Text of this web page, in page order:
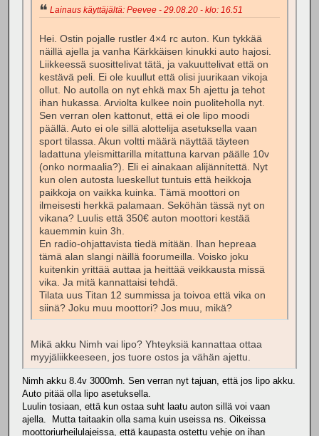
Lainaus käyttäjältä: Peevee - 29.08.20 - klo: 16.51
Hei. Ostin pojalle rustler 4×4 rc auton. Kun tykkää
näillä ajella ja vanha Kärkkäisen kinukki auto hajosi.
Liikkeessä suosittelivat tätä, ja vakuuttelivat että on
kestävä peli. Ei ole kuullut että olisi juurikaan vikoja
ollut. No autolla on nyt ehkä max 5h ajettu ja tehot
ihan hukassa. Arviolta kulkee noin puoliteholla nyt.
Sen verran olen kattonut, että ei ole lipo moodi
päällä. Auto ei ole sillä alottelija asetuksella vaan
sport tilassa. Akun voltti määrä näyttää täyteen
ladattuna yleismittarilla mitattuna karvan päälle 10v
(onko normaalia?). Eli ei ainakaan alijännitettä. Nyt
kun olen autosta lueskellut tuntuis että heikkoja
paikkoja on vaikka kuinka. Tämä moottori on
ilmeisesti herkkä palamaan. Seköhän tässä nyt on
vikana? Luulis että 350€ auton moottori kestää
kauemmin kuin 3h.
En radio-ohjattavista tiedä mitään. Ihan hepreaa
tämä alan slangi näillä foorumeilla. Voisko joku
kuitenkin yrittää auttaa ja heittää veikkausta missä
vika. Ja mitä kannattaisi tehdä.
Tilata uus Titan 12 summissa ja toivoa että vika on
siinä? Joku muu moottori? Jos muu, mikä?
Mikä akku Nimh vai lipo? Yhteyksiä kannattaa ottaa
myyjäliikkeeseen, jos tuore ostos ja vähän ajettu.
Nimh akku 8.4v 3000mh. Sen verran nyt tajuan, että jos lipo akku.
Auto pitää olla lipo asetuksella.
Luulin tosiaan, että kun ostaa suht laatu auton sillä voi vaan
ajella. Mutta taitaakin olla sama kuin useissa ns. Oikeissa
moottoriurheilulajeissa, että kaupasta ostettu vehje on ihan